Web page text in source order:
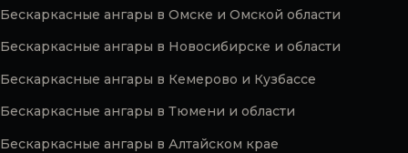
Бескаркасные ангары в Омске и Омской области
Бескаркасные ангары в Новосибирске и области
Бескаркасные ангары в Кемерово и Кузбассе
Бескаркасные ангары в Тюмени и области
Бескаркасные ангары в Алтайском крае